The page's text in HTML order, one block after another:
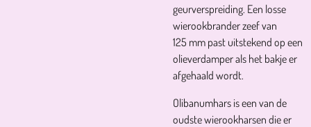
geurverspreiding. Een losse
wierookbrander zeef van
125 mm past uitstekend op een
olieverdamper als het bakje er
afgehaald wordt.
Olibanumhars is een van de
oudste wierookharsen die er